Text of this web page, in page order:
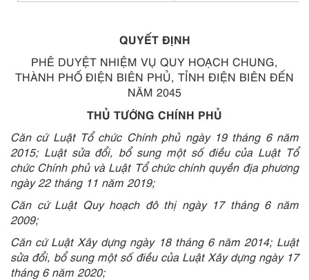
QUYẾT ĐỊNH
PHÊ DUYỆT NHIỆM VỤ QUY HOẠCH CHUNG,
THÀNH PHỐ ĐIỆN BIÊN PHỦ, TỈNH ĐIỆN BIÊN ĐẾN
NĂM 2045
THỦ TƯỚNG CHÍNH PHỦ
Căn cứ Luật Tổ chức Chính phủ ngày 19 tháng 6 năm
2015; Luật sửa đổi, bổ sung một số điều của Luật Tổ
chức Chính phủ và Luật Tổ chức chính quyền địa phương
ngày 22 tháng 11 năm 2019;
Căn cứ Luật Quy hoạch đô thị ngày 17 tháng 6 năm
2009;
Căn cứ Luật Xây dựng ngày 18 tháng 6 năm 2014; Luật
sửa đổi, bổ sung một số điều của Luật Xây dựng ngày 17
tháng 6 năm 2020;